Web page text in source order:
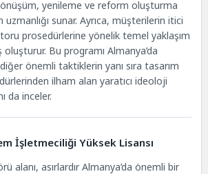
yenileme ve reform oluşturma
sunar. Ayrıca, müşterilerin itici
prosedürlerine yönelik temel yaklaşım
oluşturur. Bu programı Almanya’da
önemli taktiklerin yanı sıra tasarım
ilham alan yaratıcı ideoloji
da inceler.
İşletmeciliği Yüksek Lisansı
alanı, asırlardır Almanya’da önemli bir